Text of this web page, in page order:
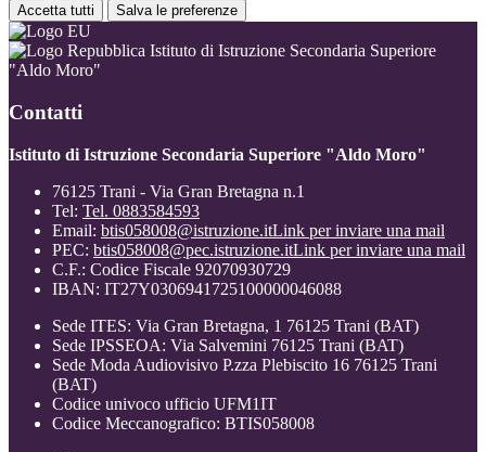
Accetta tutti Salva le preferenze
Istituto di Istruzione Secondaria Superiore
"Aldo Moro"
Contatti
Istituto di Istruzione Secondaria Superiore "Aldo Moro"
76125 Trani - Via Gran Bretagna n.1
Tel: Tel. 0883584593
Email: btis058008@istruzione.itLink per inviare una mail
PEC: btis058008@pec.istruzione.itLink per inviare una mail
C.F.: Codice Fiscale 92070930729
IBAN: IT27Y0306941725100000046088
Sede ITES: Via Gran Bretagna, 1 76125 Trani (BAT)
Sede IPSSEOA: Via Salvemini 76125 Trani (BAT)
Sede Moda Audiovisivo P.zza Plebiscito 16 76125 Trani
(BAT)
Codice univoco ufficio UFM1IT
Codice Meccanografico: BTIS058008